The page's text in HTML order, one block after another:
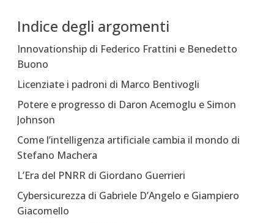
Indice degli argomenti
Innovationship di Federico Frattini e Benedetto
Buono
Licenziate i padroni di Marco Bentivogli
Potere e progresso di Daron Acemoglu e Simon
Johnson
Come l’intelligenza artificiale cambia il mondo di
Stefano Machera
L’Era del PNRR di Giordano Guerrieri
Cybersicurezza di Gabriele D’Angelo e Giampiero
Giacomello